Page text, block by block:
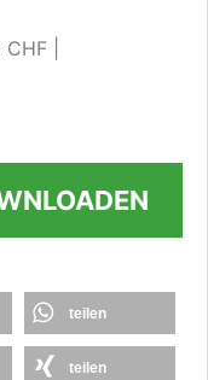
CHF
teilen
teilen